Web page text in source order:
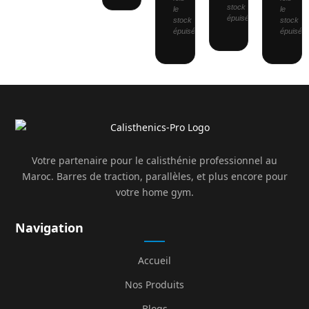
le
stock
épuisé.
stock
épuisé.
le
stock
épuisé.
Votre partenaire pour le calisthénie professionnel au
Maroc. Barres de traction, parallèles, et plus encore pour
votre home gym.
Navigation
Accueil
Nos Produits